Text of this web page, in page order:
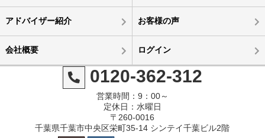
アドバイザー紹介 お客様の声
会社概要 ログイン
0120-362-312
営業時間：9：00～
定休日：水曜日
〒260-0016
千葉県千葉市中央区栄町35-14 シンテイ千葉ビル2階